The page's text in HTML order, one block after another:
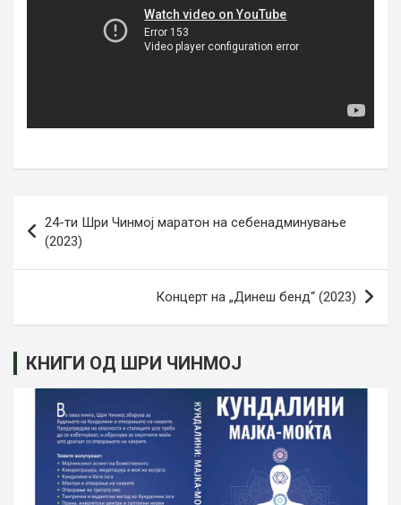
navigation
24-ти Шри Чинмој маратон на себенадминување
(2023)
Концерт на „Динеш бенд“ (2023)
КНИГИ ОД ШРИ ЧИНМОЈ